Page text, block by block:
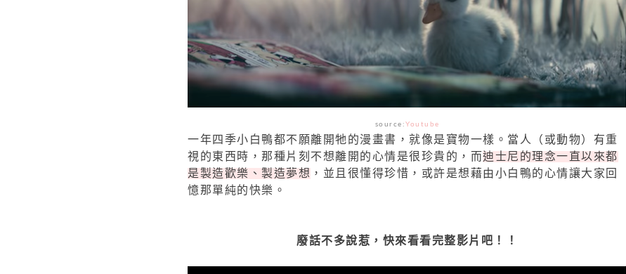
source: Youtube
一年四季小白鴨都不願離開牠的漫畫書，就像是寶物一樣。當人（或動物）有重
視的東西時，那種片刻不想離開的心情是很珍貴的，而迪士尼的理念一直以來都
是製造歡樂、製造夢想 ，並且很懂得珍惜，或許是想藉由小白鴨的心情讓大家回
憶那單純的快樂。
廢話不多說惹，快來看看完整影片吧！！